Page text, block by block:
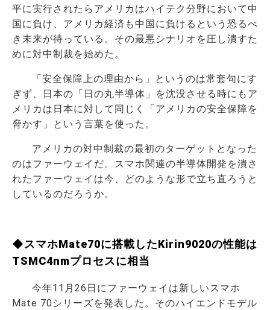
平に実行されたらアメリカはハイテク分野において中
国に負け、アメリカ経済も中国に負けるという恐るべ
き未来が待っている。その最悪シナリオを圧し潰すた
めに対中制裁を始めた。
「安全保障上の理由から」というのは常套句にす
ぎず、日本の「日の丸半導体」を沈没させる時にもア
メリカは日本に対して同じく「アメリカの安全保障を
脅かす」という言葉を使った。
アメリカの対中制裁の最初のターゲットとなった
のはファーウェイだ。スマホ関連の半導体開発を潰さ
れたファーウェイは今、どのような形で立ち直ろうと
しているのだろうか。
◆スマホMate70に搭載したKirin9020の性能は
TSMC4nmプロセスに相当
今年11月26日にファーウェイは新しいスマホ
Mate 70シリーズを発表した。そのハイエンドモデル